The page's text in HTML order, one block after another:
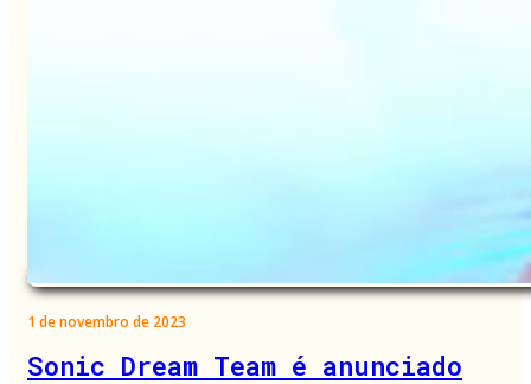
1 de novembro de 2023
Sonic Dream Team é anunciado